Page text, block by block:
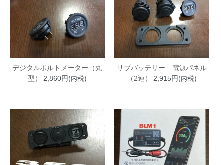
デジタルボルトメーター（丸
型）
2,860円(内税)
サブバッテリー 電源パネル
（2連）
2,915円(内税)